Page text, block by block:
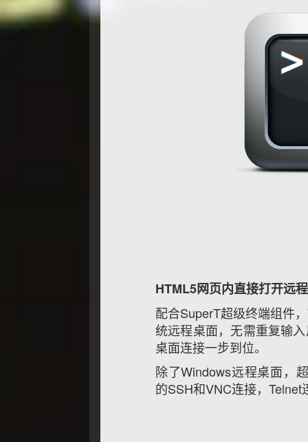
HTML5网页内直接打开远
配合SuperT超级终端组件
统远程桌面，无需重复输
桌面连接一步到位。
除了Windows远程桌面，
的SSH和VNC连接，